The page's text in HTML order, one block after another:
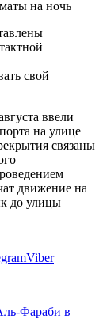
свой
ввели
на улице
связаны
движение на
до улицы
Viber
Фараби в